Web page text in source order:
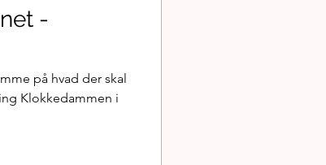
-
på hvad der skal
Klokkedammen i